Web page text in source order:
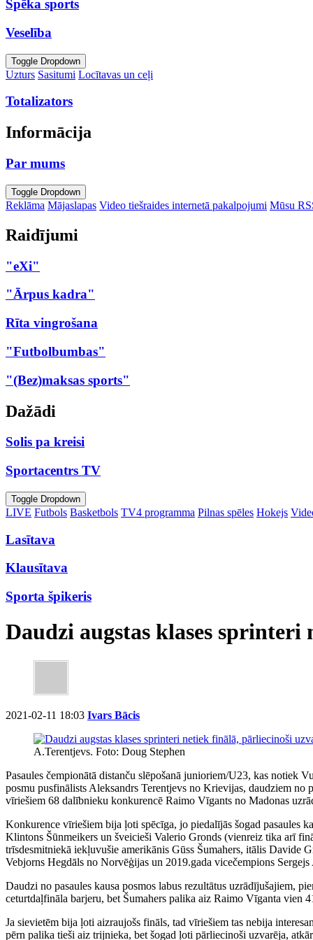
Spēka sports
Veselība
Toggle Dropdown
Uzturs Sasitumi Locītavas un ceļi
Totalizators
Informācija
Par mums
Toggle Dropdown
Reklāma Mājaslapas Video tiešraides internetā pakalpojumi Mūsu
Raidījumi
"eXi"
"Ārpus kadra"
Rīta vingrošana
"Futbolbumbas"
"(Bez)maksas sports"
Dažādi
Solis pa kreisi
Sportacentrs TV
Toggle Dropdown
LIVE Futbols Basketbols TV4 programma Pilnas spēles Hokejs
Lasītava
Klausītava
Sporta špikeris
Daudzi augstas klases
2021-02-11 18:03 Ivars Bācis
A.Terentjevs. Foto: Doug Stephen
Pasaules čempionātā distanču slēpošanā junioriem/U23, kas notiek
posmu pusfinālists Aleksandrs Terentjevs no Krievijas, daudziem
vīriešiem 68 dalībnieku konkurencē Raimo Vīgants no Madonas
Konkurence vīriešiem bija ļoti spēcīga, jo piedalījās šogad pasaules
Klintons Šūnmeikers un šveicieši Valerio Gronds (vienreiz tika arī
trīsdesmitniekā iekļuvušie amerikānis Gūss Šumahers, itālis Davide
Vebjorns Hegdāls no Norvēģijas un 2019.gada vicečempions
Daudzi no pasaules kausa posmos labus rezultātus uzrādījušajiem,
ceturtdaļfināla barjeru, bet Šumahers palika aiz Raimo Vīganta vien
Ja sievietēm bija ļoti aizraujošs fināls, tad vīriešiem tas nebija
pērn palika tieši aiz trijnieka, bet šogad ļoti pārliecinoši uzvarēja,